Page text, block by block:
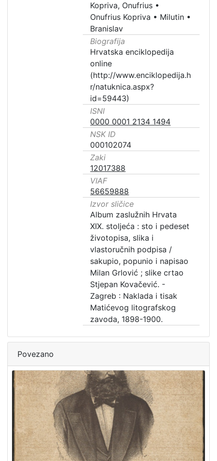
Kopriva, Onufrius •
Onufrius Kopriva • Milutin •
Branislav
Biografija
Hrvatska enciklopedija
online
(http://www.enciklopedija.h
r/natuknica.aspx?
id=59443)
ISNI
0000 0001 2134 1494
NSK ID
000102074
Zaki
12017388
VIAF
56659888
Izvor sličice
Album zaslužnih Hrvata
XIX. stoljeća : sto i pedeset
životopisa, slika i
vlastoručnih podpisa /
sakupio, popunio i napisao
Milan Grlović ; slike crtao
Stjepan Kovačević. -
Zagreb : Naklada i tisak
Matićevog litografskog
zavoda, 1898-1900.
Povezano